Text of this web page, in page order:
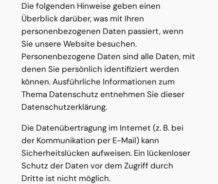
Die folgenden Hinweise geben einen
Überblick darüber, was mit Ihren
personenbezogenen Daten passiert, wenn
Sie unsere Website besuchen.
Personenbezogene Daten sind alle Daten, mit
denen Sie persönlich identifiziert werden
können. Ausführliche Informationen zum
Thema Datenschutz entnehmen Sie dieser
Datenschutzerklärung.
Die Datenübertragung im Internet (z. B. bei
der Kommunikation per E-Mail) kann
Sicherheitslücken aufweisen. Ein lückenloser
Schutz der Daten vor dem Zugriff durch
Dritte ist nicht möglich.